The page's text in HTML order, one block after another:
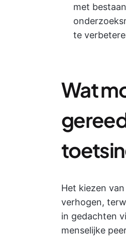
met
te
Wat
Het kiezen
verhogen,
in gedachten
menselijke